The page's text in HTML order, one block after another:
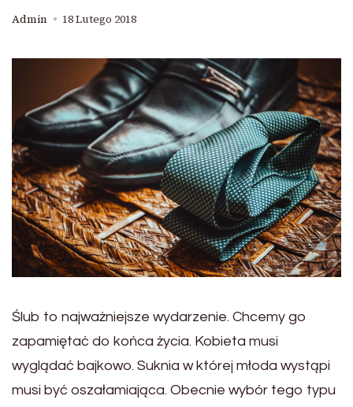
Admin 18 Lutego 2018
Ślub to najważniejsze wydarzenie. Chcemy go
zapamiętać do końca życia. Kobieta musi
wyglądać bajkowo. Suknia w której młoda wystąpi
musi być oszałamiająca. Obecnie wybór tego typu